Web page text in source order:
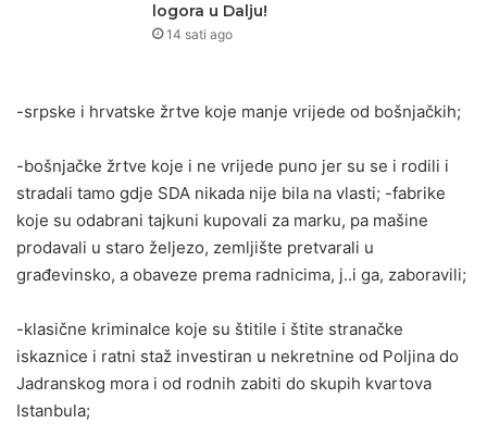
logora u Dalju!
14 sati ago
-srpske i hrvatske žrtve koje manje vrijede od bošnjačkih;
-bošnjačke žrtve koje i ne vrijede puno jer su se i rodili i
stradali tamo gdje SDA nikada nije bila na vlasti; -fabrike
koje su odabrani tajkuni kupovali za marku, pa mašine
prodavali u staro željezo, zemljište pretvarali u
građevinsko, a obaveze prema radnicima, j..i ga, zaboravili;
-klasične kriminalce koje su štitile i štite stranačke
iskaznice i ratni staž investiran u nekretnine od Poljina do
Jadranskog mora i od rodnih zabiti do skupih kvartova
Istanbula;